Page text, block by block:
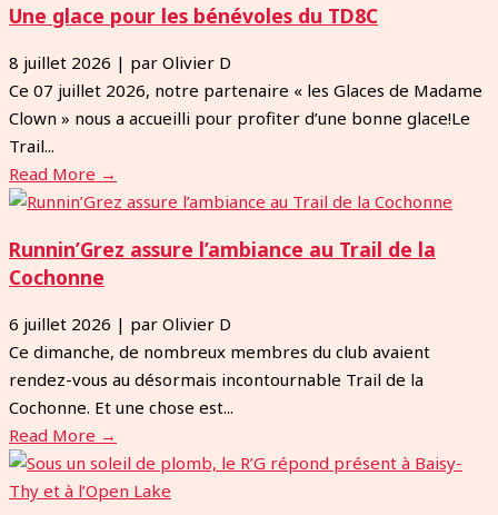
Une glace pour les bénévoles du TD8C
8 juillet 2026 | par Olivier D
Ce 07 juillet 2026, notre partenaire « les Glaces de Madame
Clown » nous a accueilli pour profiter d’une bonne glace!Le
Trail...
Read More →
Runnin’Grez assure l’ambiance au Trail de la
Cochonne
6 juillet 2026 | par Olivier D
Ce dimanche, de nombreux membres du club avaient
rendez-vous au désormais incontournable Trail de la
Cochonne. Et une chose est...
Read More →